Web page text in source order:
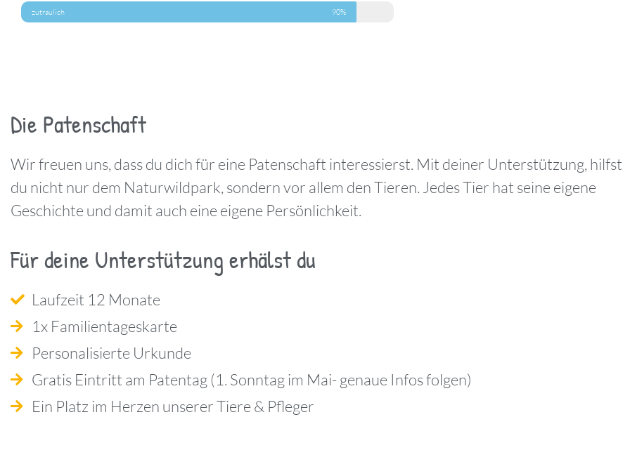
zutraulich 90%
Die Patenschaft
Wir freuen uns, dass du dich für eine Patenschaft interessierst. Mit deiner Unterstützung, hilfst
du nicht nur dem Naturwildpark, sondern vor allem den Tieren. Jedes Tier hat seine eigene
Geschichte und damit auch eine eigene Persönlichkeit.
Für deine Unterstützung erhälst du
Laufzeit 12 Monate
1x Familientageskarte
Personalisierte Urkunde
Gratis Eintritt am Patentag (1. Sonntag im Mai- genaue Infos folgen)
Ein Platz im Herzen unserer Tiere & Pfleger